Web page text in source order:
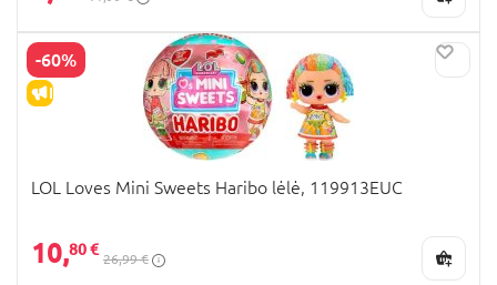
-60%
IŠPARDAVIMAS
LOL Loves Mini Sweets Haribo lėlė, 119913EUC
10,80 €
26,99 €